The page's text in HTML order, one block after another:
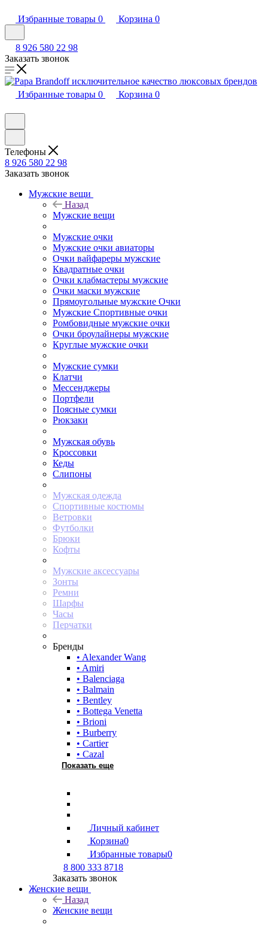
Избранные товары 0 Корзина 0
8 926 580 22 98
Заказать звонок
Избранные товары 0 Корзина 0
Телефоны
8 926 580 22 98
Заказать звонок
Мужские вещи
Назад
Мужские вещи
Мужские очки
Мужские очки авиаторы
Очки вайфареры мужские
Квадратные очки
Очки клабмастеры мужские
Очки маски мужские
Прямоугольные мужские Очки
Мужские Спортивные очки
Ромбовидные мужские очки
Очки броулайнеры мужские
Круглые мужские очки
Мужские сумки
Клатчи
Мессенджеры
Портфели
Поясные сумки
Рюкзаки
Мужская обувь
Кроссовки
Кеды
Слипоны
Мужская одежда
Спортивные костюмы
Ветровки
Футболки
Брюки
Кофты
Мужские аксессуары
Зонты
Ремни
Шарфы
Часы
Перчатки
Бренды
• Alexander Wang
• Amiri
• Balenciaga
• Balmain
• Bentley
• Bottega Venetta
• Brioni
• Burberry
• Cartier
• Cazal
Показать еще
Личный кабинет
Корзина0
Избранные товары0
8 800 333 8718
Заказать звонок
Женские вещи
Назад
Женские вещи